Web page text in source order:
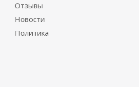
Отзывы
Новости
Политика